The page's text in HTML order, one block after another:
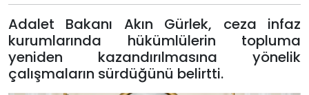
Adalet Bakanı Akın Gürlek, ceza infaz
kurumlarında hükümlülerin topluma
yeniden kazandırılmasına yönelik
çalışmaların sürdüğünü belirtti.